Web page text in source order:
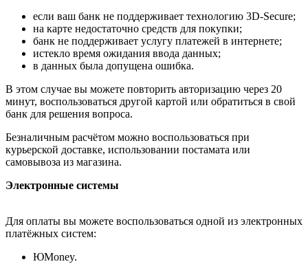
если ваш банк не поддерживает технологию 3D-Secure;
на карте недостаточно средств для покупки;
банк не поддерживает услугу платежей в интернете;
истекло время ожидания ввода данных;
в данных была допущена ошибка.
В этом случае вы можете повторить авторизацию через 20
минут, воспользоваться другой картой или обратиться в свой
банк для решения вопроса.
Безналичным расчётом можно воспользоваться при
курьерской доставке, использовании постамата или
самовывоза из магазина.
Электронные системы
Для оплаты вы можете воспользоваться одной из электронных
платёжных систем:
ЮMoney.